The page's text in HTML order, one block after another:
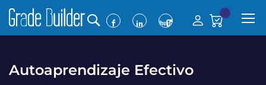
0
Autoaprendizaje Efectivo